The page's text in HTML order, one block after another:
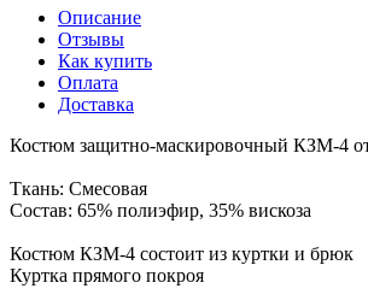
Описание
Отзывы
Как купить
Оплата
Доставка
Костюм защитно-маскировочный КЗМ-4
Ткань: Смесовая
Состав: 65% полиэфир, 35% вискоза
Костюм КЗМ-4 состоит из куртки и брюк
Куртка прямого покроя